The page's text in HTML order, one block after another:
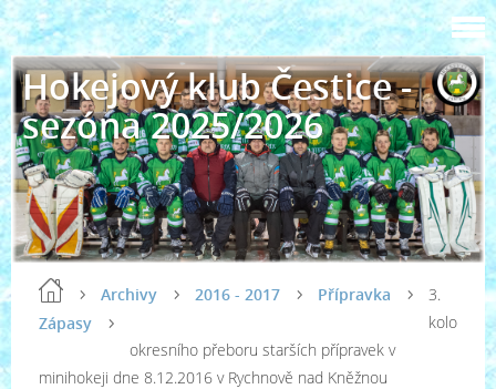
Hokejový klub Čestice -
sezóna 2025/2026
Archivy 2016 - 2017
Přípravka
Zápasy
3.
kolo
okresního přeboru starších přípravek v
minihokeji dne 8.12.2016 v Rychnově nad Kněžnou